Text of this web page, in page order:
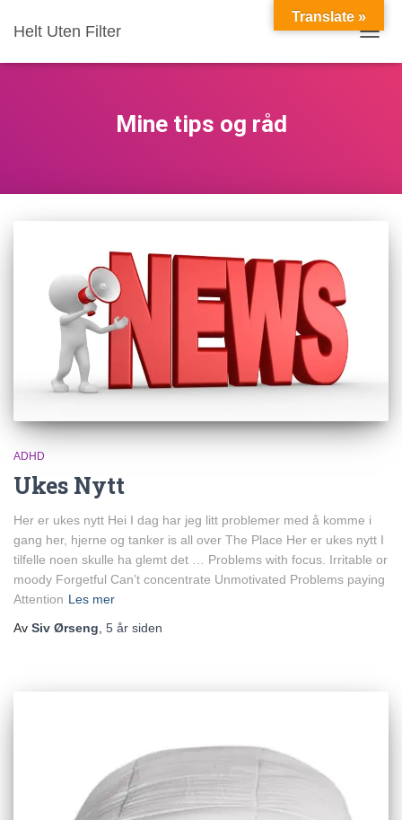
Helt Uten Filter
Mine tips og råd
ADHD
Ukes Nytt
Her er ukes nytt Hei I dag har jeg litt problemer med å komme i
gang her, hjerne og tanker is all over The Place Her er ukes nytt I
tilfelle noen skulle ha glemt det … Problems with focus. Irritable or
moody Forgetful Can’t concentrate Unmotivated Problems paying
Attention Les mer
Av Siv Ørseng 5 år siden
Translate »